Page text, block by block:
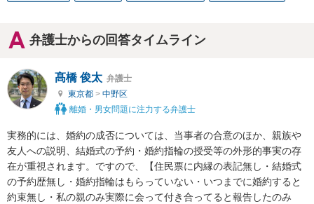
弁護士からの回答タイムライン
髙橋 俊太 弁護士
東京都 > 中野区
離婚・男女問題に注力する弁護士
実務的には、婚約の成否については、当事者の合意のほか、親族や
友人への説明、結婚式の予約・婚約指輪の授受等の外形的事実の存
在が重視されます。ですので、【住民票に内縁の表記無し・結婚式
の予約歴無し・婚約指輪はもらっていない・いつまでに婚約すると
約束無し・私の親のみ実際に会って付き合ってると報告したのみ